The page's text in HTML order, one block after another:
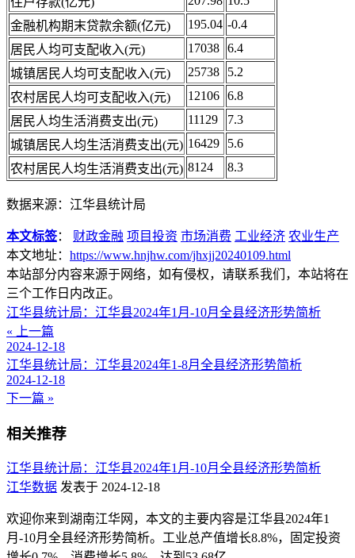
金融机构期末贷款余额(亿元)
195.04 -0.4
居民人均可支配收入(元)
17038 6.4
城镇居民人均可支配收入(元)
25738
5.2
农村居民人均可支配收入(元)
12106 6.8
居民人均生活消费支出(元)
11129
7.3
城镇居民人均生活消费支出(元) 16429
5.6
农村居民人均生活消费支出(元) 8124 8.3
数据来源：江华县统计局
本文标签： 财政金融 项目投资 市场消费 工业经济 农业生产
本文地址： https://www.hnjhw.com/jhxjj20240109.html
本站部分内容来源于网络，如有侵权，请联系我们，本站将在
三个工作日内改正。
江华县统计局：江华县2024年1月-10月全县经济形势简析
« 上一篇
2024-12-18
江华县统计局：江华县2024年1-8月全县经济形势简析
2024-12-18
下一篇 »
相关推荐
江华县统计局：江华县2024年1月-10月全县经济形势简析
江华数据 发表于 2024-12-18
欢迎你来到湖南江华网，本文的主要内容是江华县2024年1
月-10月全县经济形势简析。工业总产值增长8.8%，固定投资